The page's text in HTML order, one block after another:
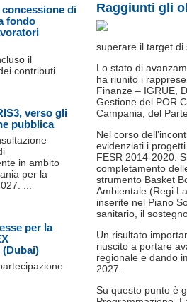
Raggiunti gli
superare il target di
Lo stato di
ha riunito i
Finanze – IGRUE,
Gestione del POR
Campania, del
Nel corso
evidenziati i
FESR 2014-2020.
completamento
strumento Basket
Ambientale (Regi
inserite nel Piano
sanitario, il
Un risultato
riuscito a portare
regionale e dando
2027.
Su questo punto è
di
fondo
il
contributi
verso gli
pubblica
in ambito
per la
...
per la
(Dubai)